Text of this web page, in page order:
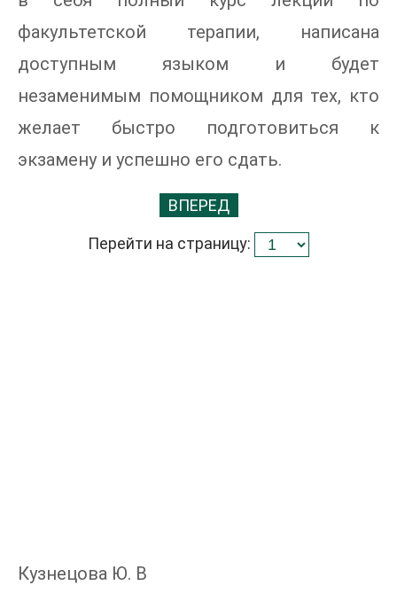
факультетской терапии, написана
доступным языком и будет
незаменимым помощником для тех, кто
желает быстро подготовиться к
экзамену и успешно его сдать.
ВПЕРЕД
Перейти на страницу:
Кузнецова Ю. В